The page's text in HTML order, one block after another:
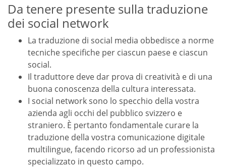
Da tenere presente sulla traduzione
dei social network
La traduzione di social media obbedisce a norme
tecniche specifiche per ciascun paese e ciascun
social.
Il traduttore deve dar prova di creatività e di una
buona conoscenza della cultura interessata.
I social network sono lo specchio della vostra
azienda agli occhi del pubblico svizzero e
straniero. È pertanto fondamentale curare la
traduzione della vostra comunicazione digitale
multilingue, facendo ricorso ad un professionista
specializzato in questo campo.